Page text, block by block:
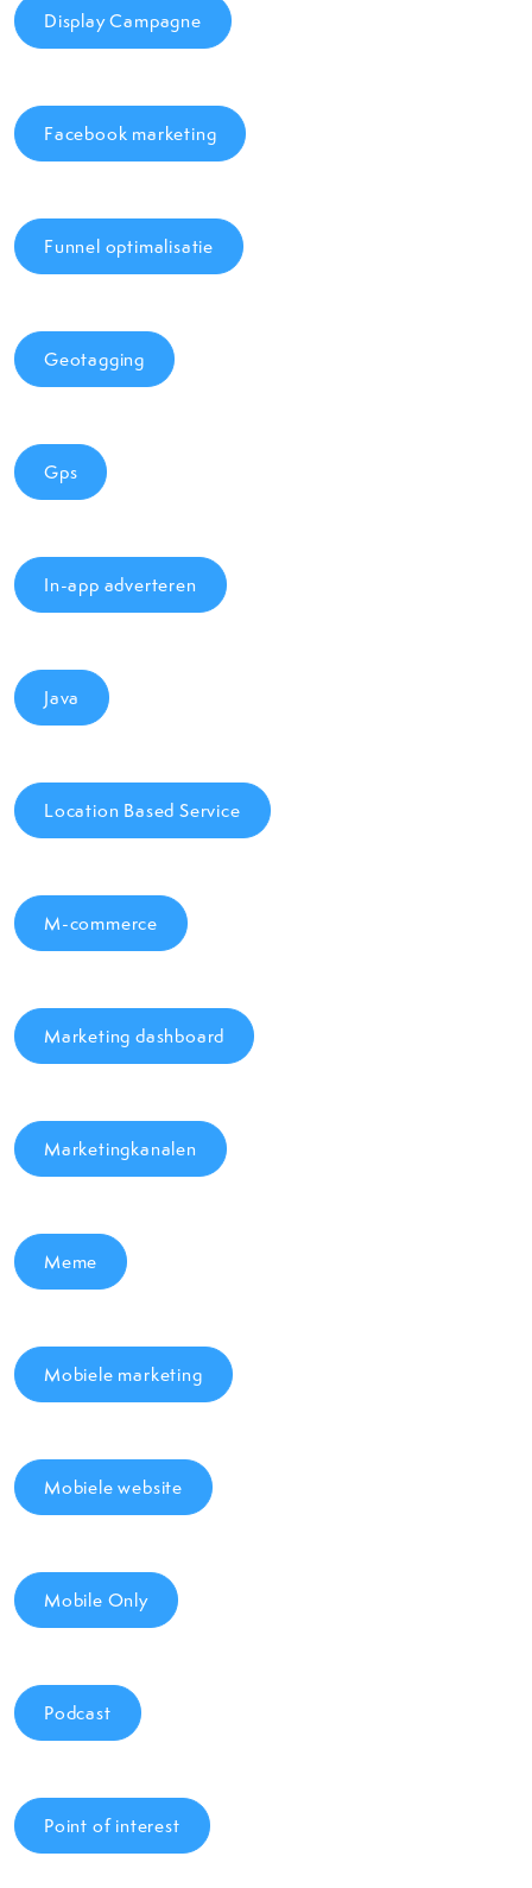
Display Campagne
Facebook marketing
Funnel optimalisatie
Geotagging
Gps
In-app adverteren
Java
Location Based Service
M-commerce
Marketing dashboard
Marketingkanalen
Meme
Mobiele marketing
Mobiele website
Mobile Only
Podcast
Point of interest